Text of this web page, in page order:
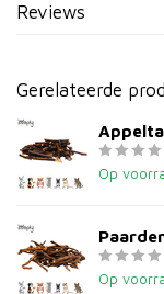
Reviews
Gerelateerde
Op
Op